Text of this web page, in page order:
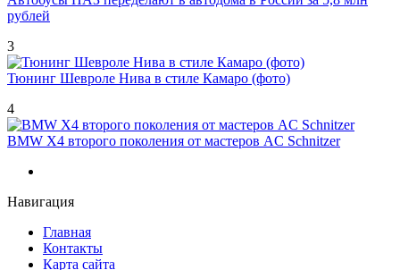
рублей
3
Тюнинг Шевроле Нива в стиле Камаро (фото)
4
BMW X4 второго поколения от мастеров AC Schnitzer
Навигация
Главная
Контакты
Карта сайта